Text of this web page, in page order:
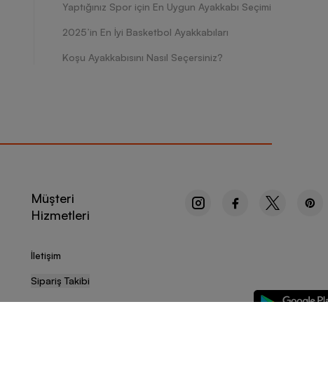
Yaptığınız Spor için En Uygun Ayakkabı Seçimi
2025’in En İyi Basketbol Ayakkabıları
Koşu Ayakkabısını Nasıl Seçersiniz?
Müşteri
Hizmetleri
İletişim
Sipariş Takibi
Sıkça Sorulan Sorular